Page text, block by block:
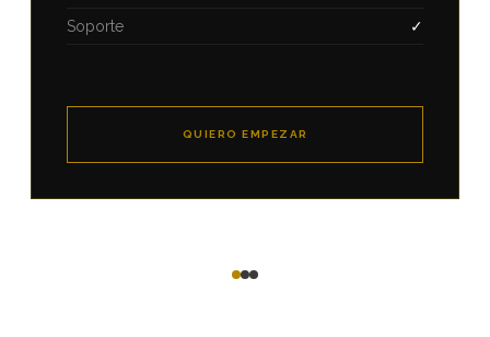
Soporte ✓
QUIERO EMPEZAR